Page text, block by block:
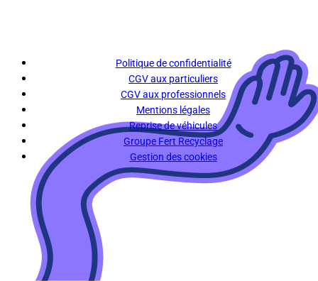
Politique de confidentialité
CGV aux particuliers
CGV aux professionnels
Mentions légales
Reprise de véhicules
Groupe Fert Recyclage
Gestion des cookies